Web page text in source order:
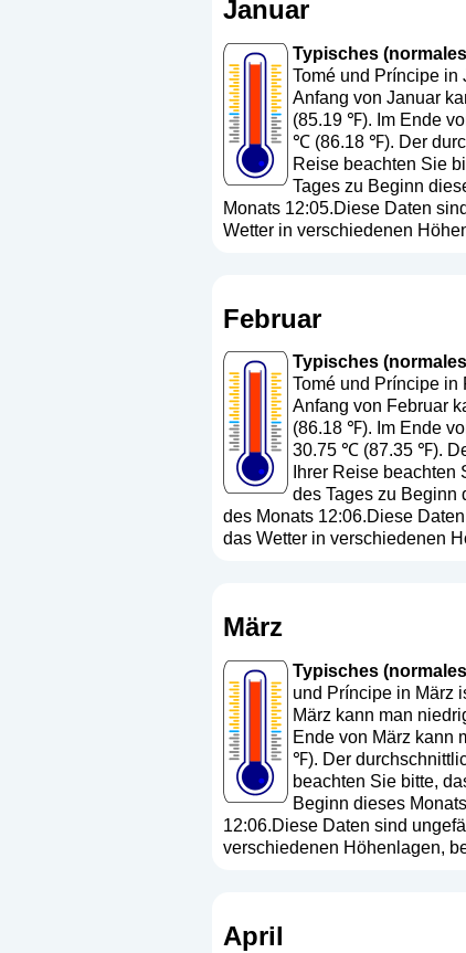
Januar
Typisches
Tomé und Príncipe
Anfang von Januar
(85.19 ℉). Im Ende
℃ (86.18 ℉). Der
Reise beachten Sie
Tages zu Beginn
Monats 12:05.Diese Daten
Wetter in verschiedenen
Februar
Typisches
Tomé und Príncipe
Anfang von Februar
(86.18 ℉). Im Ende
30.75 ℃ (87.35 ℉).
Ihrer Reise
des Tages zu Beginn
des Monats 12:06.Diese
das Wetter in verschiedenen
März
Typisches
und Príncipe in März
März kann man
Ende von März kann
℉). Der
beachten Sie bitte,
Beginn dieses
12:06.Diese Daten sind
verschiedenen Höhenlagen,
April